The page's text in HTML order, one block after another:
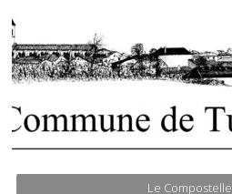
Le Compostelle